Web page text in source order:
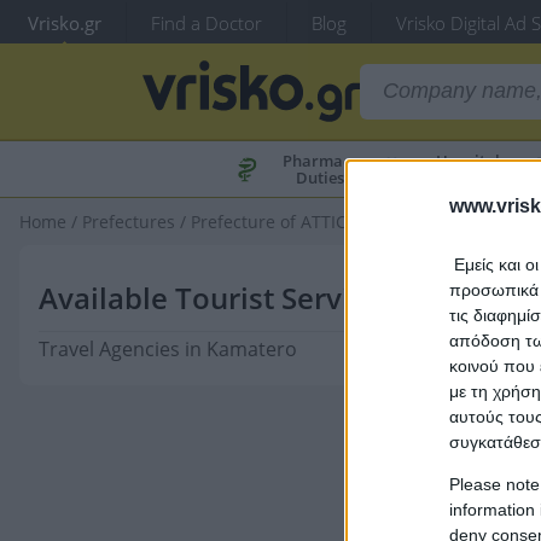
Εμείς και
προσωπικά
τις
απόδοση
κοινού που
με τη
αυτούς
Please
information
deny
Vrisko.gr Find a Doctor Blog Vrisko Digital Ad
Pharmacy
Duties
Hospital
Home / Prefectures / Prefecture of ATTICA Tourist
Available Tourist Services
Travel Agencies in Kamatero